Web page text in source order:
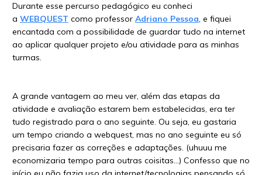
Durante esse percurso pedagógico eu conheci
a WEBQUEST como professor Adriano Pessoa, e fiquei
encantada com a possibilidade de guardar tudo na internet
ao aplicar qualquer projeto e/ou atividade para as minhas
turmas.
A grande vantagem ao meu ver, além das etapas da
atividade e avaliação estarem bem estabelecidas, era ter
tudo registrado para o ano seguinte. Ou seja, eu gastaria
um tempo criando a webquest, mas no ano seguinte eu só
precisaria fazer as correções e adaptações. (uhuuu me
economizaria tempo para outras coisitas…) Confesso que no